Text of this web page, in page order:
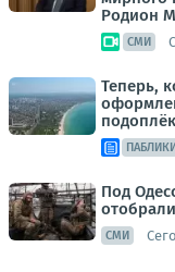
Родион
СМИ
Теперь,
Под
СМИ